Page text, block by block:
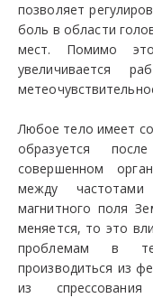
позволяет
боль в области
мест. Помимо
увеличивается
Любое тело имеет
образуется
совершенном
между
магнитного поля
меняется, то это
проблемам в
производиться из
из